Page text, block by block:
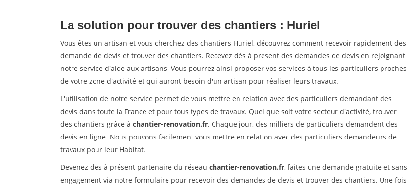
La solution pour trouver des chantiers : Huriel
Vous êtes un artisan et vous cherchez des chantiers Huriel, découvrez comment recevoir rapidement des
demande de devis et trouver des chantiers. Recevez dès à présent des demandes de devis en rejoignant
notre service d'aide aux artisans. Vous pourrez ainsi proposer vos services à tous les particuliers proches
de votre zone d'activité et qui auront besoin d'un artisan pour réaliser leurs travaux.
L'utilisation de notre service permet de vous mettre en relation avec des particuliers demandant des
devis dans toute la France et pour tous types de travaux. Quel que soit votre secteur d'activité, trouver
des chantiers grâce à chantier-renovation.fr. Chaque jour, des milliers de particuliers demandent des
devis en ligne. Nous pouvons facilement vous mettre en relation avec des particuliers demandeurs de
travaux pour leur Habitat.
Devenez dès à présent partenaire du réseau chantier-renovation.fr, faites une demande gratuite et sans
engagement via notre formulaire pour recevoir des demandes de devis et trouver des chantiers. Une fois